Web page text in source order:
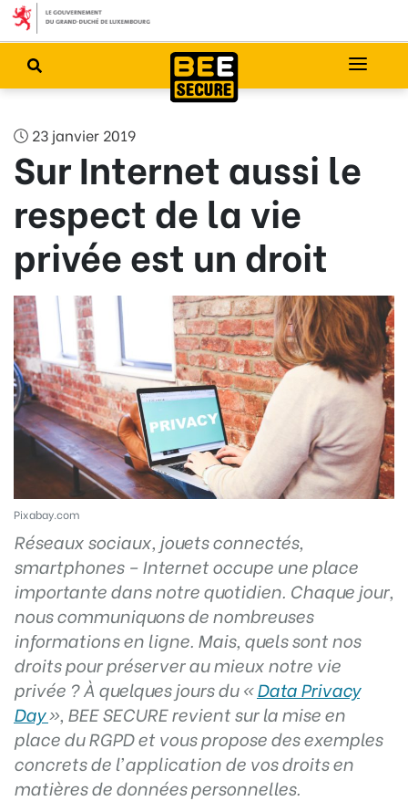
23 janvier 2019
Sur Internet aussi le
respect de la vie
privée est un droit
Pixabay.com
Réseaux sociaux, jouets connectés,
smartphones – Internet occupe une place
importante dans notre quotidien. Chaque jour,
nous communiquons de nombreuses
informations en ligne. Mais, quels sont nos
droits pour préserver au mieux notre vie
privée ?À quelques jours du «Data Privacy
Day», BEE SECURE revient sur la mise en
place du RGPD et vous propose des exemples
concrets de l’application de vos droits en
matières de données personnelles.